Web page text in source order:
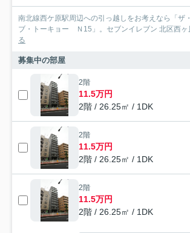
南北線西ケ原駅周辺への引っ越しをお考えなら「ザ
ブ・トーキョー Ｎ15」。セブンイレブン 北区西ヶ
る
募集中の部屋
2階
11.5万円
2階 / 26.25㎡ / 1DK
2階
11.5万円
2階 / 26.25㎡ / 1DK
2階
11.5万円
2階 / 26.25㎡ / 1DK